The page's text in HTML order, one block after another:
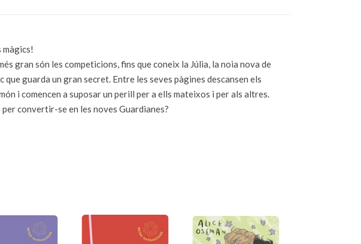
màgics!
gran són les competicions, fins que coneix la Júlia, la noia nova de
guarda un gran secret. Entre les seves pàgines descansen els
i comencen a suposar un perill per a ells mateixos i per als altres.
convertir-se en les noves Guardianes?